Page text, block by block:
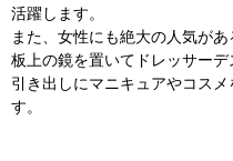
活躍します。
また、女性にも絶大の人気が
板上の鏡を置いてドレッサーデ
引き出しにマニキュアやコス
す。